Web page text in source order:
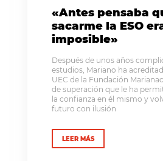
«Antes pensaba
sacarme la ESO
imposible»
Después de unos años
estudios, Mariano ha
UEC de la Fundación
de superación que le ha
la confianza en él mismo y
futuro con ilusión
LEER MÁS